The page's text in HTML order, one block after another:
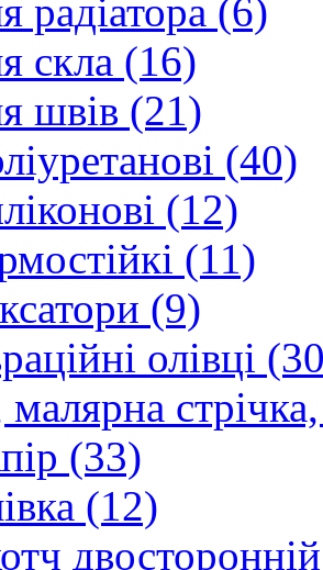
радіатора (6)
скла (16)
швів (21)
(40)
(12)
(11)
(9)
олівці
(33)
(12)